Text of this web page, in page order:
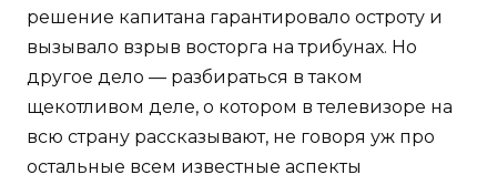
решение капитана гарантировало остроту и
вызывало взрыв восторга на трибунах. Но
другое дело — разбираться в таком
щекотливом деле, о котором в телевизоре на
всю страну рассказывают, не говоря уж про
остальные всем известные аспекты